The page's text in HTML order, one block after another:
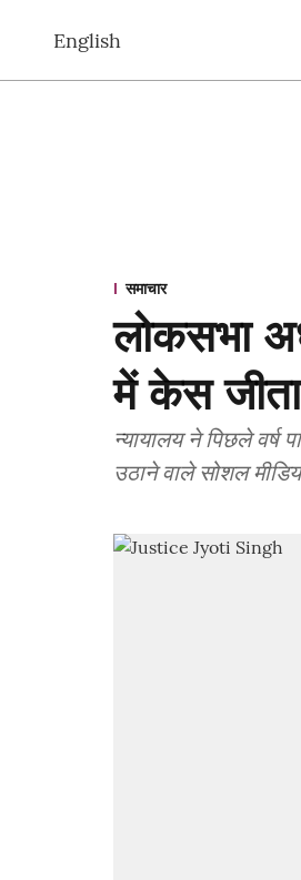
English
समाचार
लोकसभा
में केस जीता
न्यायालय ने पिछले वर्ष
उठाने वाले सोशल